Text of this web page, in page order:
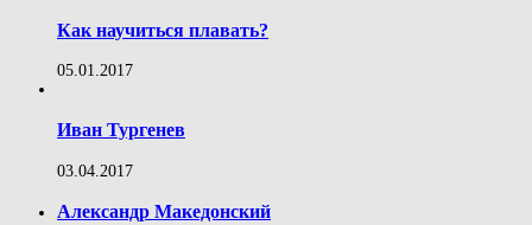
Как научиться плавать?
05.01.2017
Иван Тургенев
03.04.2017
Александр Македонский